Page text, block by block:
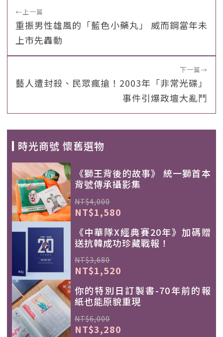
←上一篇
重振男性雄風的「藍色小藥丸」 威而鋼當年未
上市先轟動
下一篇→
藝人遭封殺、民眾瘋搶！2003年「非常光碟」
事件引爆政壇大亂鬥
時光商號 懷舊選物
《獅王背後的故事》 統一獅首本
背號傳承攝影集
NT$4,000
NT$1,580
《中華隊X經典賽20年》加碼贈
送抗韓成功珍藏戰報！
NT$3,680
NT$1,520
你的特別日訂製書-70年前的報
紙也能原貌重現
NT$6,000
NT$3,280